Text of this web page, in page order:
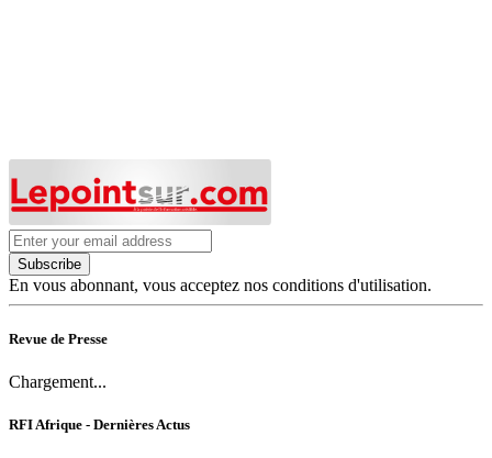
Subscribe
En vous abonnant, vous acceptez nos conditions d'utilisation.
Revue de Presse
Chargement...
RFI Afrique - Dernières Actus